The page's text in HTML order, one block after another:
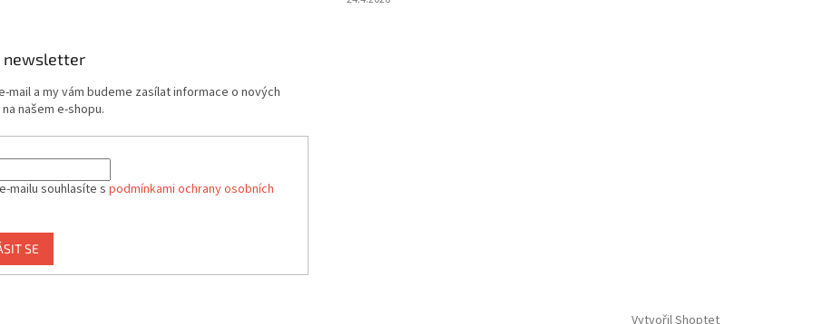
newsletter
mail a my vám budeme zasílat informace o nových
našem e-shopu.
mailu souhlasíte s podmínkami ochrany osobních
SE